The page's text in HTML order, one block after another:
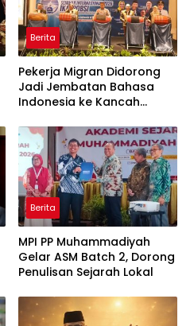
Berita
Pekerja Migran Didorong
Jadi Jembatan Bahasa
Indonesia ke Kancah
Berita
MPI PP Muhammadiyah
Gelar ASM Batch 2, Dorong
Penulisan Sejarah Lokal